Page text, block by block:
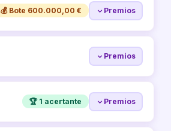
💰 Bote 600.000,00 € Premios
Premios
🏆 1 acertante Premios